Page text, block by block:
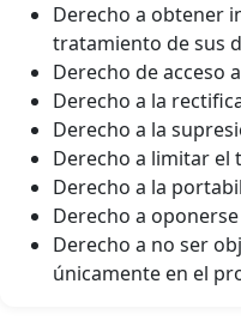
Derecho a obtener
tratamiento de sus
Derecho de acceso
Derecho a la
Derecho a la
Derecho a limitar el
Derecho a la
Derecho a
Derecho a no ser
únicamente en el